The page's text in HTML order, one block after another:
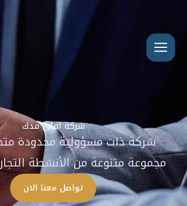
المحتوى
شركة افاق فدك
شركة ذات مسؤولية محدودة
مجموعة متنوعة من الأنشطة
تواصل معنا الان